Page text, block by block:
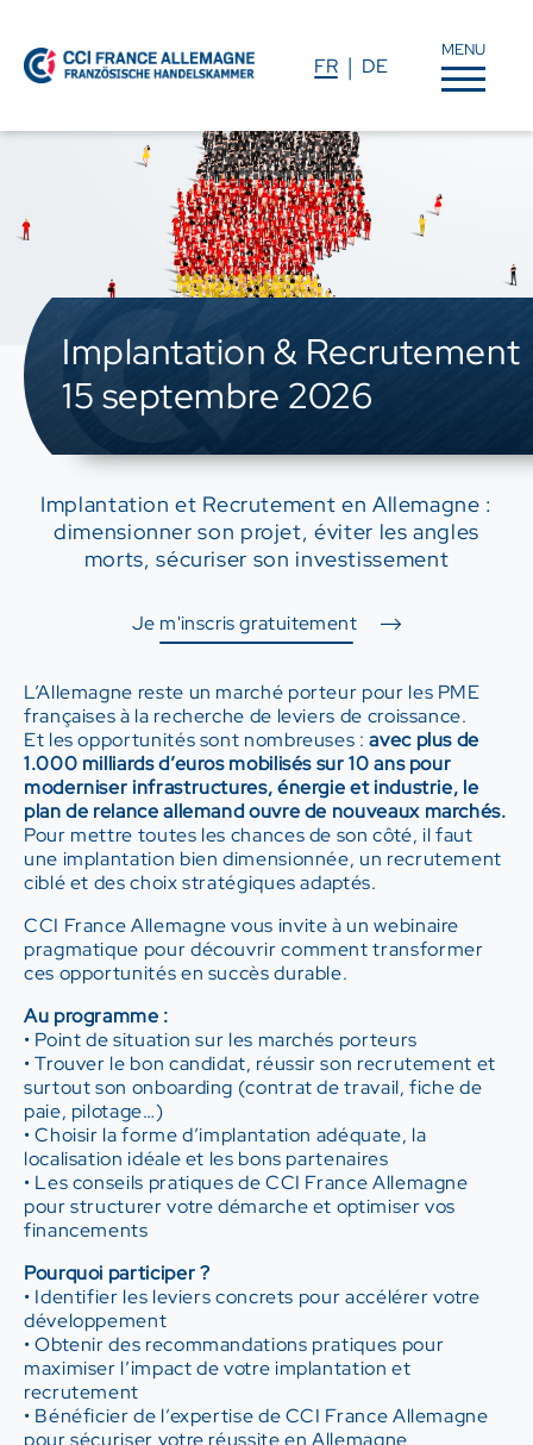
FR DE
MENU
Implantation & Recrutement
15 septembre 2026
Implantation et Recrutement en Allemagne :
dimensionner son projet, éviter les angles
morts, sécuriser son investissement
Je m'inscris gratuitement
L’Allemagne reste un marché porteur pour les PME
françaises à la recherche de leviers de croissance.
Et les opportunités sont nombreuses :avec plus de
1.000 milliards d’euros mobilisés sur 10 ans pour
moderniser infrastructures, énergie et industrie, le
plan de relance allemand ouvre de nouveaux marchés.
Pour mettre toutes les chances de son côté, il faut
une implantation bien dimensionnée, un recrutement
ciblé et des choix stratégiques adaptés.
CCI France Allemagne vous invite à un webinaire
pragmatique pour découvrir comment transformer
ces opportunités en succès durable.
Au programme :
• Point de situation sur les marchés porteurs
• Trouver le bon candidat, réussir son recrutement et
surtout son onboarding (contrat de travail, fiche de
paie, pilotage…)
• Choisir la forme d’implantation adéquate, la
localisation idéale et les bons partenaires
• Les conseils pratiques de CCI France Allemagne
pour structurer votre démarche et optimiser vos
financements
Pourquoi participer ?
• Identifier les leviers concrets pour accélérer votre
développement
• Obtenir des recommandations pratiques pour
maximiser l’impact de votre implantation et
recrutement
• Bénéficier de l’expertise de CCI France Allemagne
pour sécuriser votre réussite en Allemagne